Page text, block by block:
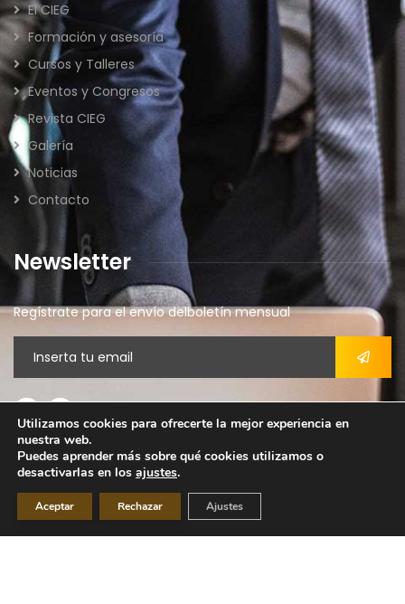
El CIEG
Formación y asesoría
Cursos y Talleres
Eventos y Congresos
Revista CIEG
Galería
Noticias
Contacto
Newsletter
Regístrate para el envío delboletín mensual
Aviso legal
Política de privacidad
Política de cookies
Utilizamos cookies para ofrecerte la mejor experiencia en
nuestra web.
Puedes aprender más sobre qué cookies utilizamos o
desactivarlas en los ajustes.
Aceptar Rechazar Ajustes